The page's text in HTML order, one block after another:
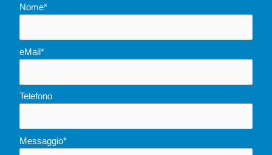
Nome*
eMail*
Telefono
Messaggio*